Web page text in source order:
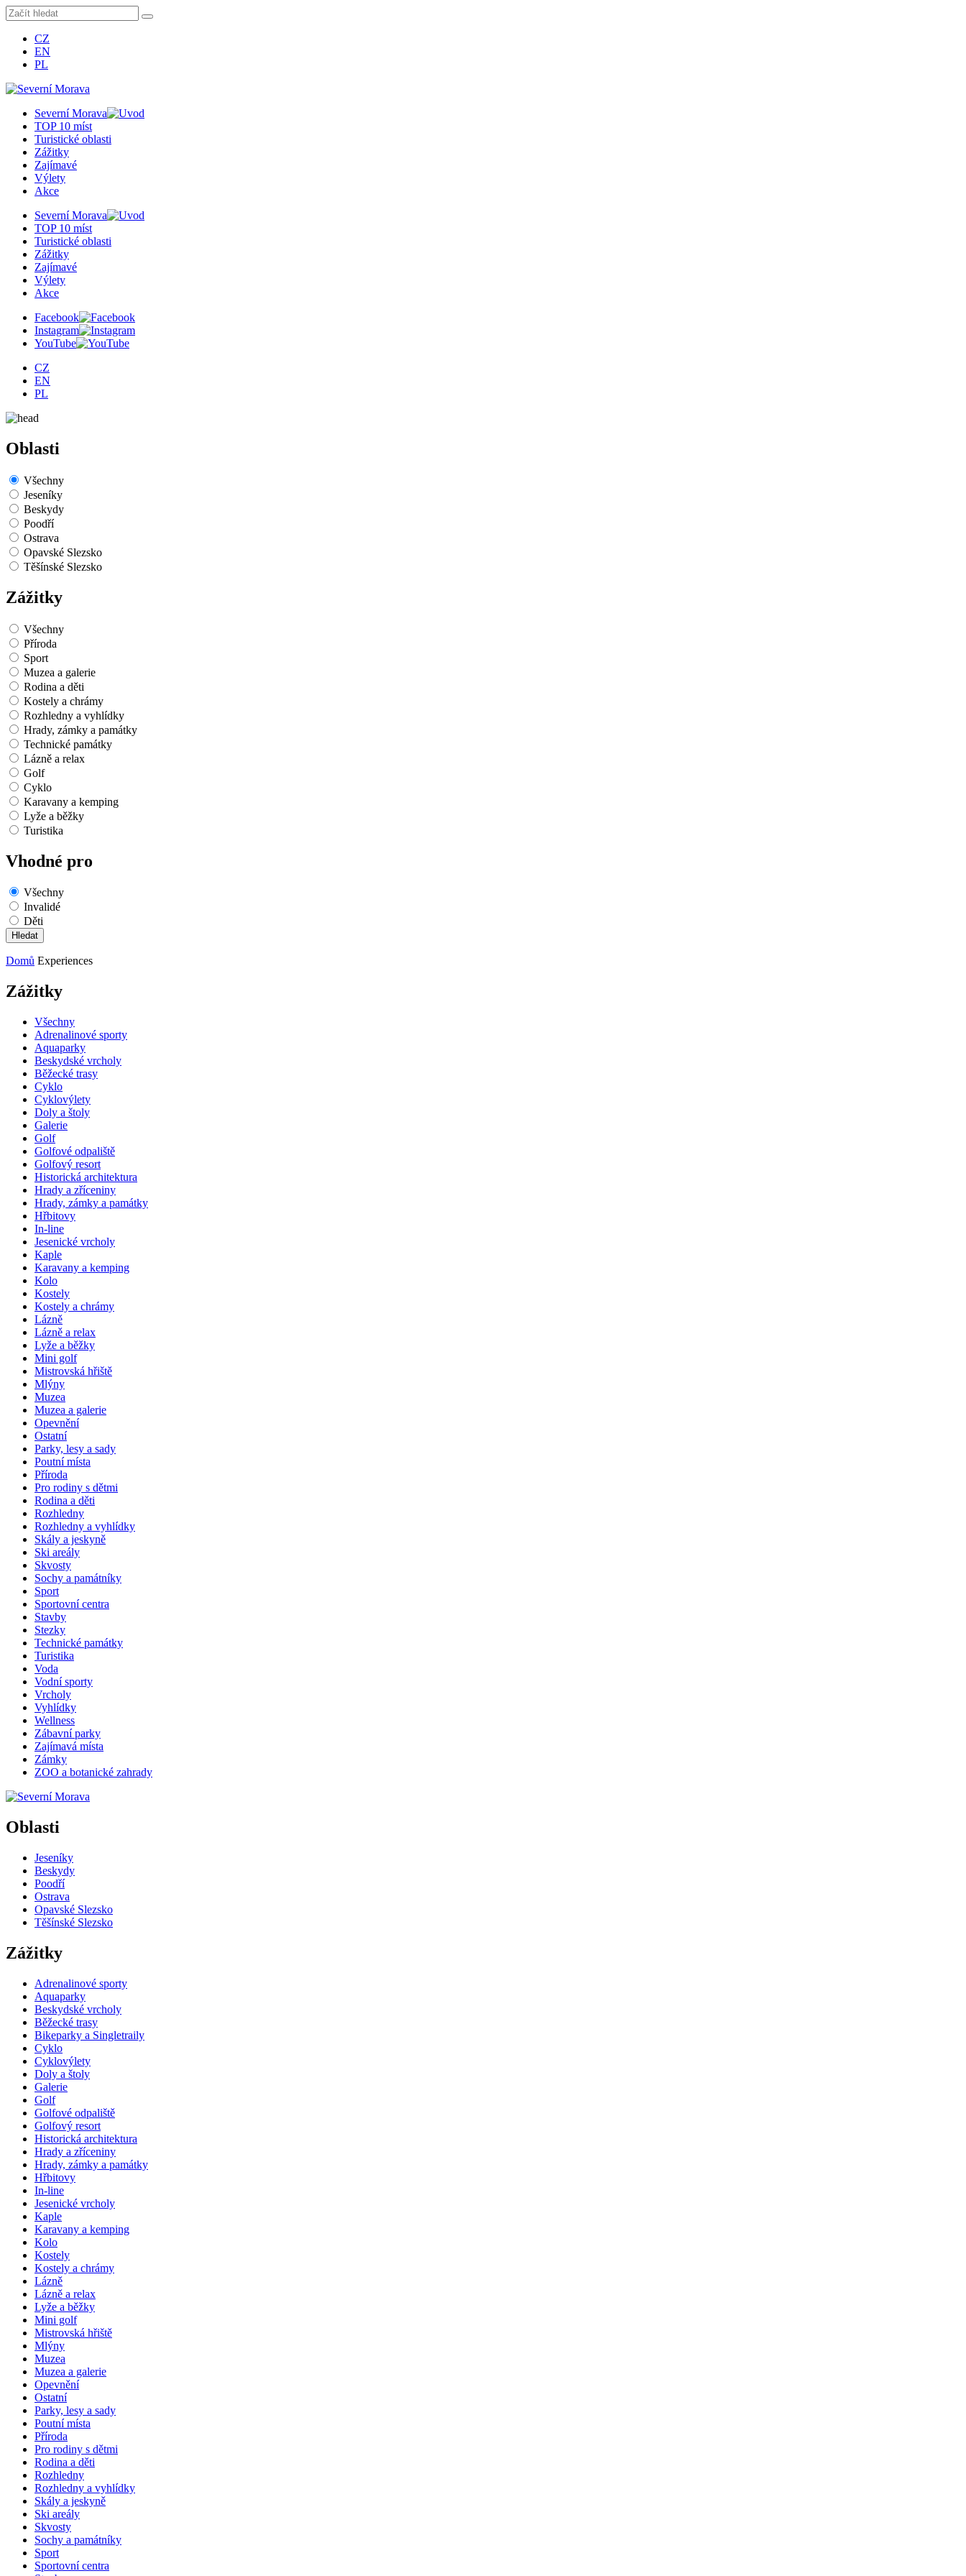
CZ
EN
PL
Severní Morava
TOP 10 míst
Turistické oblasti
Zážitky
Zajímavé
Výlety
Akce
Severní Morava
TOP 10 míst
Turistické oblasti
Zážitky
Zajímavé
Výlety
Akce
Facebook
Instagram
YouTube
CZ
EN
PL
Oblasti
Všechny
Jeseníky
Beskydy
Poodří
Ostrava
Opavské Slezsko
Těšínské Slezsko
Zážitky
Všechny
Příroda
Sport
Muzea a galerie
Rodina a děti
Kostely a chrámy
Rozhledny a vyhlídky
Hrady, zámky a památky
Technické památky
Lázně a relax
Golf
Cyklo
Karavany a kemping
Lyže a běžky
Turistika
Vhodné pro
Všechny
Invalidé
Děti
Domů Experiences
Zážitky
Všechny
Adrenalinové sporty
Aquaparky
Beskydské vrcholy
Běžecké trasy
Cyklo
Cyklovýlety
Doly a štoly
Galerie
Golf
Golfové odpaliště
Golfový resort
Historická architektura
Hrady a zříceniny
Hrady, zámky a památky
Hřbitovy
In-line
Jesenické vrcholy
Kaple
Karavany a kemping
Kolo
Kostely
Kostely a chrámy
Lázně
Lázně a relax
Lyže a běžky
Mini golf
Mistrovská hřiště
Mlýny
Muzea
Muzea a galerie
Opevnění
Ostatní
Parky, lesy a sady
Poutní místa
Příroda
Pro rodiny s dětmi
Rodina a děti
Rozhledny
Rozhledny a vyhlídky
Skály a jeskyně
Ski areály
Skvosty
Sochy a památníky
Sport
Sportovní centra
Stavby
Stezky
Technické památky
Turistika
Voda
Vodní sporty
Vrcholy
Vyhlídky
Wellness
Zábavní parky
Zajímavá místa
Zámky
ZOO a botanické zahrady
Oblasti
Jeseníky
Beskydy
Poodří
Ostrava
Opavské Slezsko
Těšínské Slezsko
Zážitky
Adrenalinové sporty
Aquaparky
Beskydské vrcholy
Běžecké trasy
Bikeparky a Singletraily
Cyklo
Cyklovýlety
Doly a štoly
Galerie
Golf
Golfové odpaliště
Golfový resort
Historická architektura
Hrady a zříceniny
Hrady, zámky a památky
Hřbitovy
In-line
Jesenické vrcholy
Kaple
Karavany a kemping
Kolo
Kostely
Kostely a chrámy
Lázně
Lázně a relax
Lyže a běžky
Mini golf
Mistrovská hřiště
Mlýny
Muzea
Muzea a galerie
Opevnění
Ostatní
Parky, lesy a sady
Poutní místa
Příroda
Pro rodiny s dětmi
Rodina a děti
Rozhledny
Rozhledny a vyhlídky
Skály a jeskyně
Ski areály
Skvosty
Sochy a památníky
Sport
Sportovní centra